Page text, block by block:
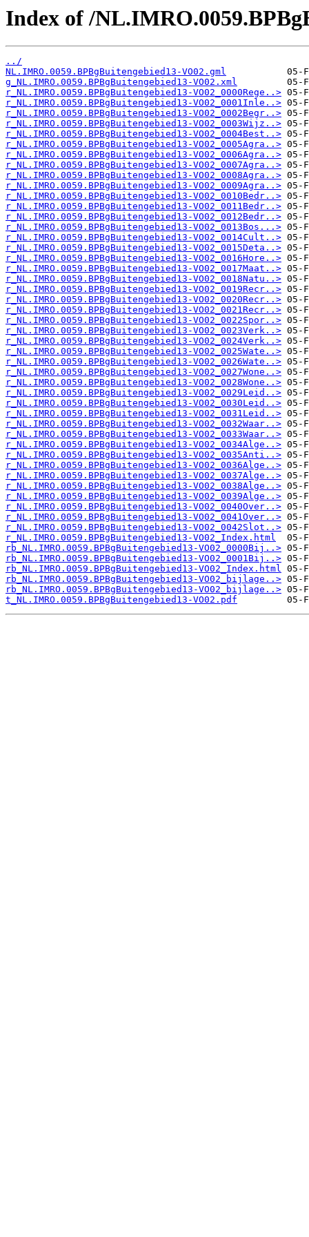
Index of /
../
NL.IMRO.0059.BPBgBuitengebied13-VO02.gml
g_NL.IMRO.0059.BPBgBuitengebied13-VO02.xml
r_NL.IMRO.0059.BPBgBuitengebied13-VO02_0000Rege..>
r_NL.IMRO.0059.BPBgBuitengebied13-VO02_0001Inle..>
r_NL.IMRO.0059.BPBgBuitengebied13-VO02_0002Begr..>
r_NL.IMRO.0059.BPBgBuitengebied13-VO02_0003Wijz..>
r_NL.IMRO.0059.BPBgBuitengebied13-VO02_0004Best..>
r_NL.IMRO.0059.BPBgBuitengebied13-VO02_0005Agra..>
r_NL.IMRO.0059.BPBgBuitengebied13-VO02_0006Agra..>
r_NL.IMRO.0059.BPBgBuitengebied13-VO02_0007Agra..>
r_NL.IMRO.0059.BPBgBuitengebied13-VO02_0008Agra..>
r_NL.IMRO.0059.BPBgBuitengebied13-VO02_0009Agra..>
r_NL.IMRO.0059.BPBgBuitengebied13-VO02_0010Bedr..>
r_NL.IMRO.0059.BPBgBuitengebied13-VO02_0011Bedr..>
r_NL.IMRO.0059.BPBgBuitengebied13-VO02_0012Bedr..>
r_NL.IMRO.0059.BPBgBuitengebied13-VO02_0013Bos...>
r_NL.IMRO.0059.BPBgBuitengebied13-VO02_0014Cult..>
r_NL.IMRO.0059.BPBgBuitengebied13-VO02_0015Deta..>
r_NL.IMRO.0059.BPBgBuitengebied13-VO02_0016Hore..>
r_NL.IMRO.0059.BPBgBuitengebied13-VO02_0017Maat..>
r_NL.IMRO.0059.BPBgBuitengebied13-VO02_0018Natu..>
r_NL.IMRO.0059.BPBgBuitengebied13-VO02_0019Recr..>
r_NL.IMRO.0059.BPBgBuitengebied13-VO02_0020Recr..>
r_NL.IMRO.0059.BPBgBuitengebied13-VO02_0021Recr..>
r_NL.IMRO.0059.BPBgBuitengebied13-VO02_0022Spor..>
r_NL.IMRO.0059.BPBgBuitengebied13-VO02_0023Verk..>
r_NL.IMRO.0059.BPBgBuitengebied13-VO02_0024Verk..>
r_NL.IMRO.0059.BPBgBuitengebied13-VO02_0025Wate..>
r_NL.IMRO.0059.BPBgBuitengebied13-VO02_0026Wate..>
r_NL.IMRO.0059.BPBgBuitengebied13-VO02_0027Wone..>
r_NL.IMRO.0059.BPBgBuitengebied13-VO02_0028Wone..>
r_NL.IMRO.0059.BPBgBuitengebied13-VO02_0029Leid..>
r_NL.IMRO.0059.BPBgBuitengebied13-VO02_0030Leid..>
r_NL.IMRO.0059.BPBgBuitengebied13-VO02_0031Leid..>
r_NL.IMRO.0059.BPBgBuitengebied13-VO02_0032Waar..>
r_NL.IMRO.0059.BPBgBuitengebied13-VO02_0033Waar..>
r_NL.IMRO.0059.BPBgBuitengebied13-VO02_0034Alge..>
r_NL.IMRO.0059.BPBgBuitengebied13-VO02_0035Anti..>
r_NL.IMRO.0059.BPBgBuitengebied13-VO02_0036Alge..>
r_NL.IMRO.0059.BPBgBuitengebied13-VO02_0037Alge..>
r_NL.IMRO.0059.BPBgBuitengebied13-VO02_0038Alge..>
r_NL.IMRO.0059.BPBgBuitengebied13-VO02_0039Alge..>
r_NL.IMRO.0059.BPBgBuitengebied13-VO02_0040Over..>
r_NL.IMRO.0059.BPBgBuitengebied13-VO02_0041Over..>
r_NL.IMRO.0059.BPBgBuitengebied13-VO02_0042Slot..>
r_NL.IMRO.0059.BPBgBuitengebied13-VO02_Index.html
rb_NL.IMRO.0059.BPBgBuitengebied13-VO02_0000Bij..>
rb_NL.IMRO.0059.BPBgBuitengebied13-VO02_0001Bij..>
rb_NL.IMRO.0059.BPBgBuitengebied13-VO02_Index.html
rb_NL.IMRO.0059.BPBgBuitengebied13-VO02_bijlage..>
rb_NL.IMRO.0059.BPBgBuitengebied13-VO02_bijlage..>
t_NL.IMRO.0059.BPBgBuitengebied13-VO02.pdf